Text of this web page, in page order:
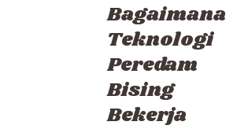
Bagaimana
Teknologi
Peredam
Bising
Bekerja